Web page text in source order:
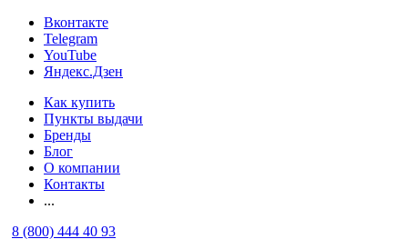
Вконтакте
Telegram
YouTube
Яндекс.Дзен
Как купить
Пункты выдачи
Бренды
Блог
О компании
Контакты
...
8 (800) 444 40 93